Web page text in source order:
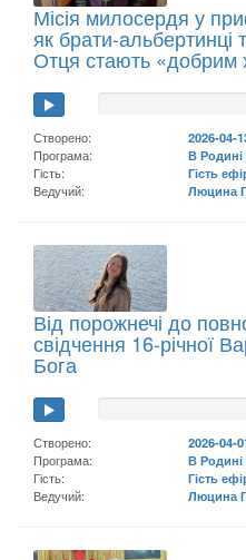
Місія милосердя у
як брати-альбертинці
Отця стають «добрим
Створено:
2026-04-
Програма:
В Родині
Гість:
Гість
Ведучий:
Люцина
Від порожнечі до
свідчення 16-річної
Бога
Створено:
2026-04-
Програма:
В Родині
Гість:
Гість
Ведучий:
Люцина